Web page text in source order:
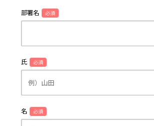
部署名 必須
氏 必須
名 必須